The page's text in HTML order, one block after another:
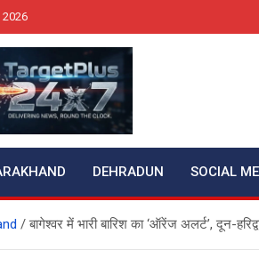
2026
Plus 24×7
DEHRADUN SOCIAL
बागेश्वर में भारी बारिश का ‘ऑरेंज अलर्ट’, दून-